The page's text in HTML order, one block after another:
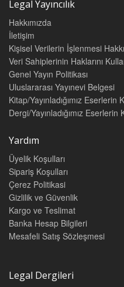
Legal Yayıncılık
Hakkımızda
İletişim
Kişisel Verilerin İşlenmesi
Veri Sahiplerinin Haklarını
Genel Yayın Politikası
Uluslararası Yayınevi Belgesi
Kitap/Yayınladığımız Eserlerin
Dergi/Yayınladığımız Eserlerin
Yardım
Üyelik Koşulları
Sipariş Koşulları
Çerez Politikasi
Gizlilik ve Güvenlik
Kargo ve Teslimat
Banka Hesap Bilgileri
Mesafeli Satış Sözleşmesi
Legal Dergileri